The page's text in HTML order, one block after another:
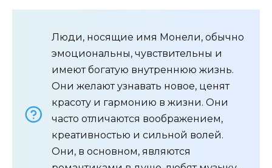
Люди, носящие имя Монели, обычно
эмоциональны, чувствительны и
имеют богатую внутреннюю жизнь.
Они желают узнавать новое, ценят
красоту и гармонию в жизни. Они
часто отличаются воображением,
креативностью и сильной волей.
Они, в основном, являются